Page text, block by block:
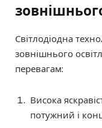
Світлодіодна
зовнішнього
перевагам:
Висока
потужний і